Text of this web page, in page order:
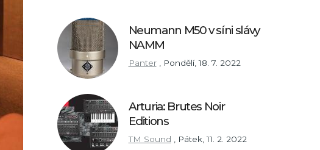
Neumann M50 v síni slávy
NAMM
Panter Pondělí, 18. 7. 2022
Arturia: Brutes Noir
Editions
TM Sound , Pátek, 11. 2. 2022